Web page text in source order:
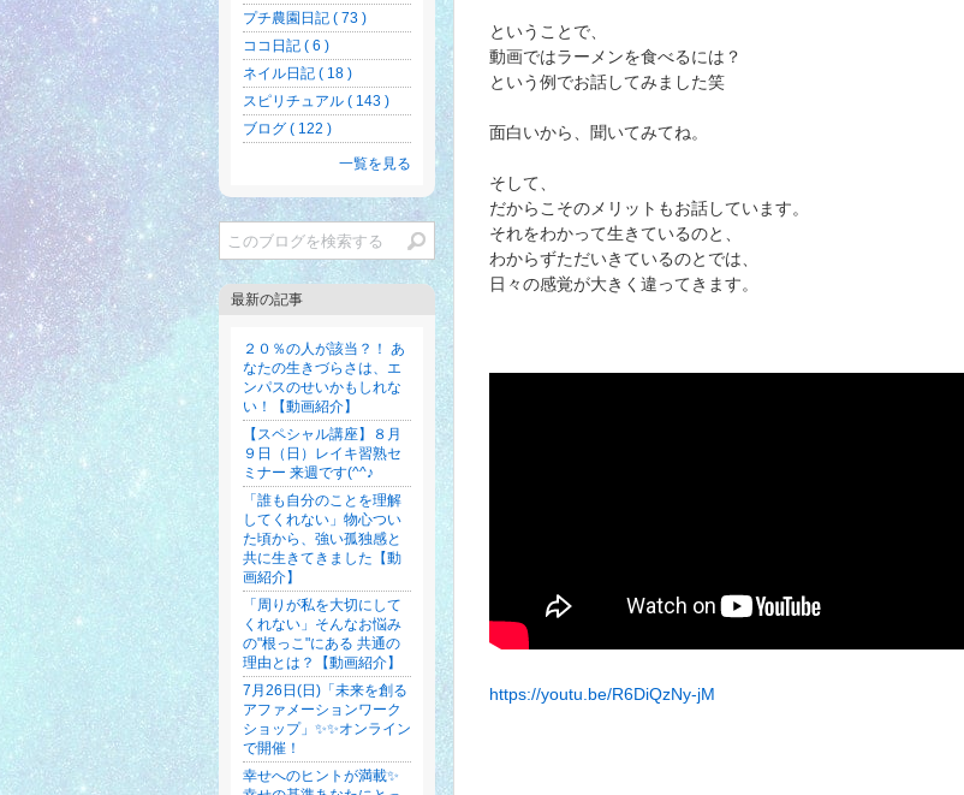
ということで、
動画ではラーメンを食べるには？
という例でお話してみました笑
面白いから、聞いてみてね。
そして、
だからこそのメリットもお話しています。
それをわかって生きているのと、
わからずただいきているのとでは、
日々の感覚が大きく違ってきます。
https://youtu.be/R6DiQzNy-jM
プチ農園日記 ( 73 )
ココ日記 ( 6 )
ネイル日記 ( 18 )
スピリチュアル ( 143 )
ブログ ( 122 )
一覧を見る
最新の記事
２０％の人が該当？！ あ
なたの生きづらさは、エ
ンパスのせいかもしれな
い！【動画紹介】
【スペシャル講座】８月
９日（日）レイキ習熟セ
ミナー 来週です(^^♪
「誰も自分のことを理解
してくれない」物心つい
た頃から、強い孤独感と
共に生きてきました【動
画紹介】
「周りが私を大切にして
くれない」そんなお悩み
の"根っこ"にある 共通の
理由とは？【動画紹介】
7月26日(日)「未来を創る
アファメーションワーク
ショップ」✨✨オンライン
で開催！
幸せへのヒントが満載✨